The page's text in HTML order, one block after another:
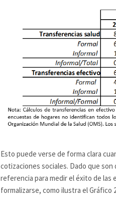
Esto puede verse de forma clara
cotizaciones sociales. Dado que
referencia para medir el éxito de las
formalizarse, como ilustra el Gráfico